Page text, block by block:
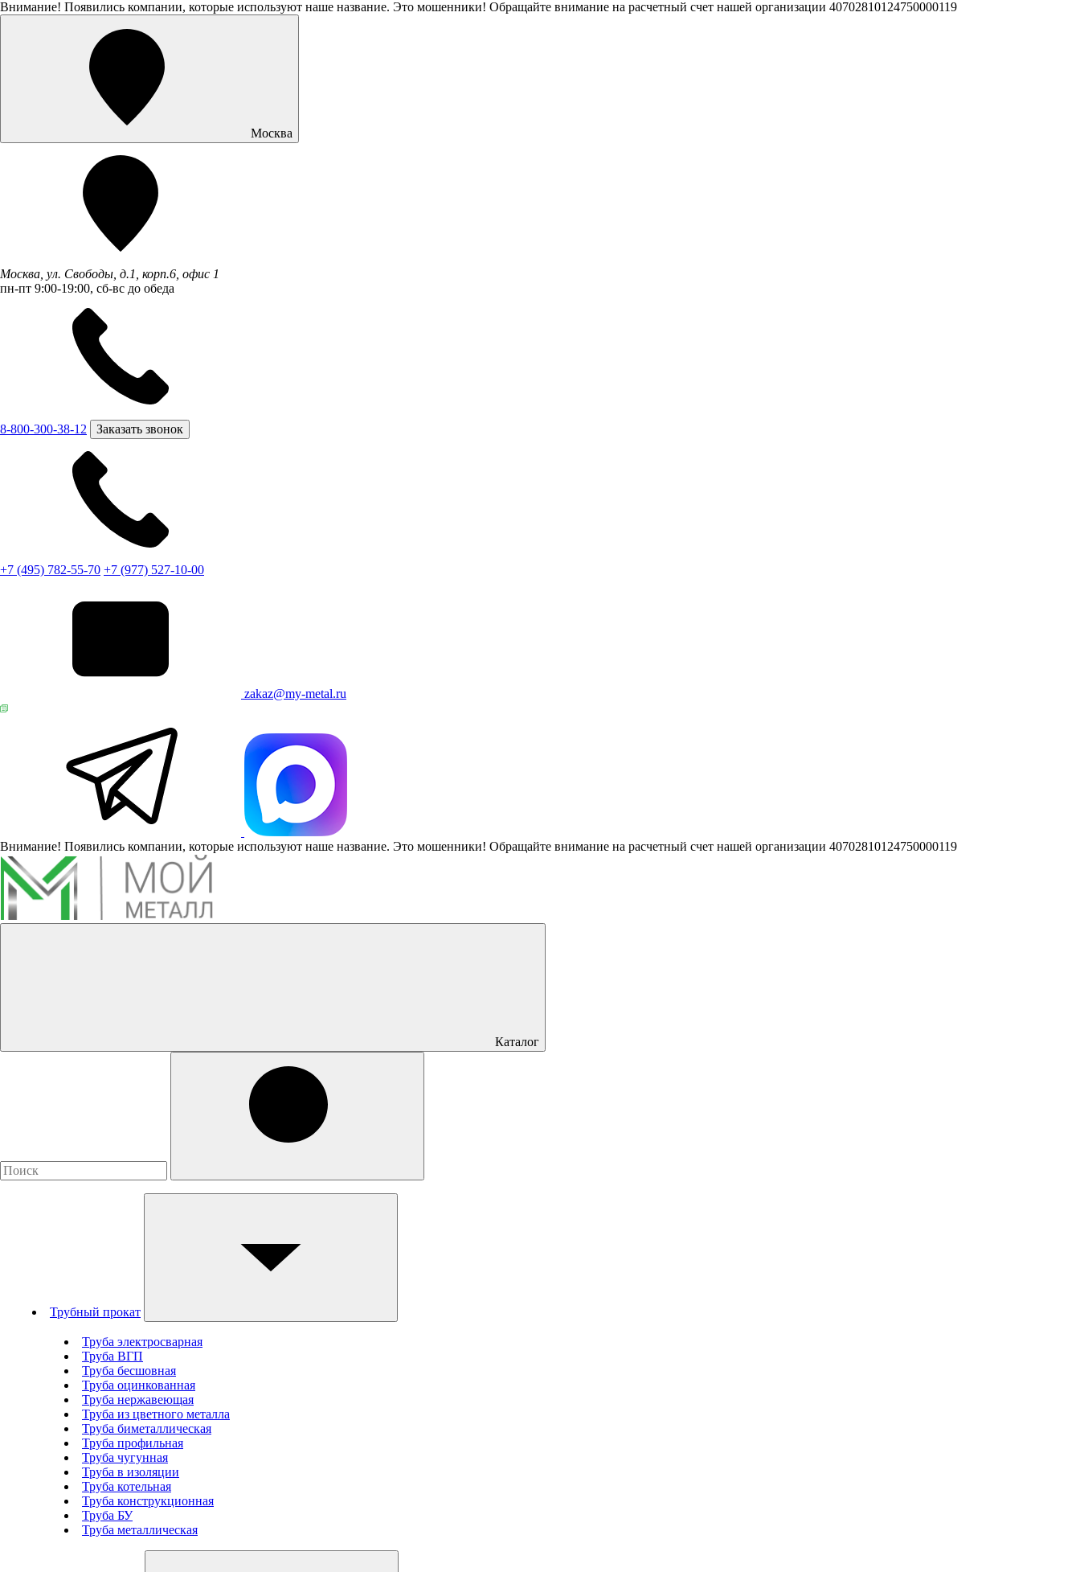
Внимание! Появились компании, которые используют наше название. Это мошенники! Обращайте внимание на расчетный счет нашей организации 40702810124750000119
Москва
Москва, ул. Свободы, д.1, корп.6, офис 1
пн-пт 9:00-19:00, сб-вс до обеда
8-800-300-38-12 Заказать звонок
+7 (495) 782-55-70 +7 (977) 527-10-00
zakaz@my-metal.ru
Внимание! Появились компании, которые используют наше название. Это мошенники! Обращайте внимание на расчетный счет нашей организации 40702810124750000119
Каталог
Трубный прокат
Труба электросварная
Труба ВГП
Труба бесшовная
Труба оцинкованная
Труба нержавеющая
Труба из цветного металла
Труба биметаллическая
Труба профильная
Труба чугунная
Труба в изоляции
Труба котельная
Труба конструкционная
Труба БУ
Труба металлическая